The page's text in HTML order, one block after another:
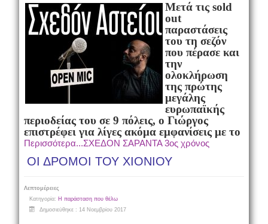
Μετά τις sold
out
παραστάσεις
του τη σεζόν
που πέρασε και
την
ολοκλήρωση
της πρώτης
μεγάλης
ευρωπαϊκής
περιοδείας του σε 9 πόλεις, ο Γιώργος
επιστρέφει για λίγες ακόμα εμφανίσεις με το
Περισσότερα...ΣΧΕΔΟΝ ΣΑΡΑΝΤΑ 3ος χρόνος
ΟΙ ΔΡΟΜΟΙ ΤΟΥ ΧΙΟΝΙΟΥ
Λεπτομέρειες
Κατηγορία: Η παράσταση που θέλω
Δημοσιεύθηκε : 14 Νοεμβρίου 2017